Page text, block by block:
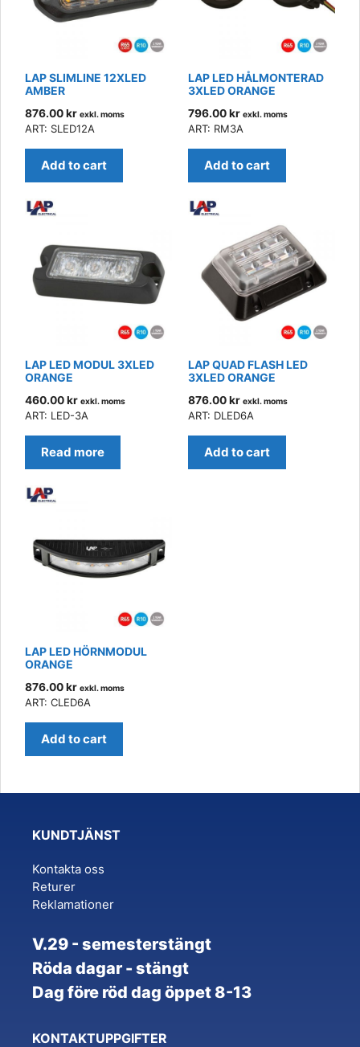
LAP SLIMLINE 12XLED
AMBER
876.00kr exkl. moms
ART: SLED12A
Add to cart
LAP LED HÅLMONTERAD
3XLED ORANGE
796.00kr exkl. moms
ART: RM3A
Add to cart
LAP LED MODUL 3XLED
ORANGE
460.00kr exkl. moms
ART: LED-3A
Read more
LAP QUAD FLASH LED
3XLED ORANGE
876.00kr exkl. moms
ART: DLED6A
Add to cart
LAP LED HÖRNMODUL
ORANGE
876.00kr exkl. moms
ART: CLED6A
Add to cart
KUNDTJÄNST
Kontakta oss
Returer
Reklamationer
V.29 - semesterstängt
Röda dagar - stängt
Dag före röd dag öppet 8-13
KONTAKTUPPGIFTER